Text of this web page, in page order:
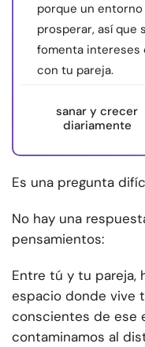
porque un entorno
prosperar, así que
fomenta intereses
con tu pareja.
sanar y crecer
diariamente
Es una pregunta
No hay una
pensamientos:
Entre tú y tu pareja,
espacio donde vive
conscientes de ese
contaminamos al